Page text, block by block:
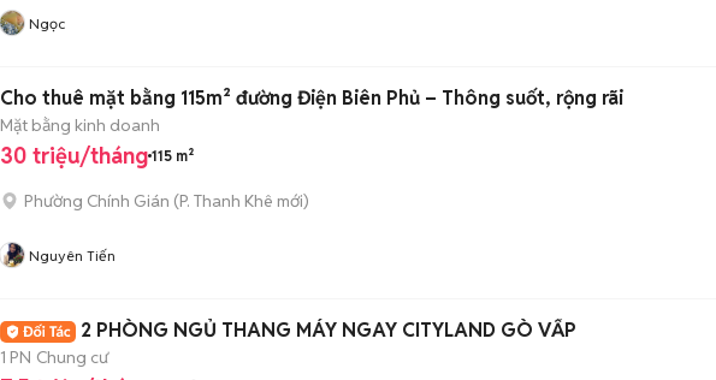
Ngọc
Cho thuê mặt bằng 115m² đường Điện Biên Phủ – Thông suốt, rộng rãi
Mặt bằng kinh doanh
30 triệu/tháng 115 m²
Phường Chính Gián (P. Thanh Khê mới)
Nguyên Tiến
2 PHÒNG NGỦ THANG MÁY NGAY CITYLAND GÒ VẤP
1 PN Chung cư